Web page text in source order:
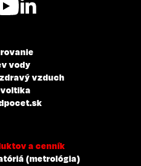
vody
vzduch
a cenník
(metrológia)